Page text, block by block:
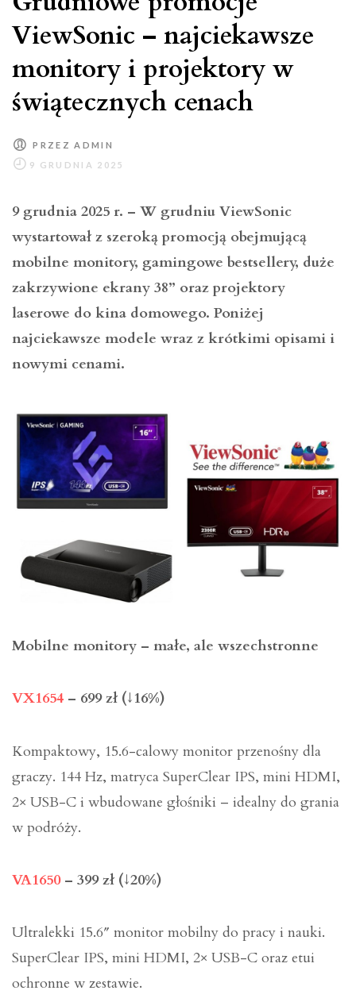
ViewSonic – najciekawsze
monitory i projektory w
świątecznych cenach
PRZEZADMIN
9 grudnia 2025 r. – W grudniu ViewSonic
wystartował z szeroką promocją obejmującą
mobilne monitory, gamingowe bestsellery, duże
zakrzywione ekrany 38” oraz projektory
laserowe do kina domowego. Poniżej
najciekawsze modele wraz z krótkimi opisami i
nowymi cenami.
Mobilne monitory – małe, ale wszechstronne
VX1654 – 699 zł (↓16%)
Kompaktowy, 15.6-calowy monitor przenośny dla
graczy. 144 Hz, matryca SuperClear IPS, mini HDMI,
2× USB-C i wbudowane głośniki – idealny do grania
w podróży.
VA1650– 399 zł (↓20%)
Ultralekki 15.6″ monitor mobilny do pracy i nauki.
SuperClear IPS, mini HDMI, 2× USB-C oraz etui
ochronne w zestawie.